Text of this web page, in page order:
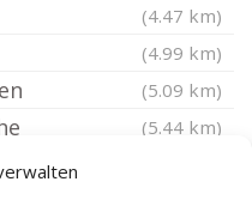
(4.47 km)
(4.99 km)
(5.09 km)
(5.44 km)